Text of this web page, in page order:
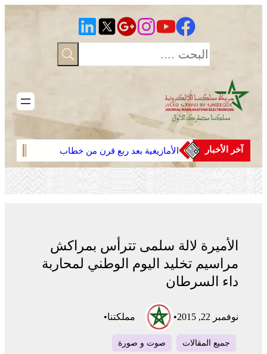
آخر الأخبار
الأمازيغية بعد ربع قرن من خطاب
أجدير”.. مهرجان “تيفاوين” بتافراوت
يناقش الحصيلة ورهانات المستقبل
الأميرة لالة سلمى تترأس بمراكش
مراسيم تخليد اليوم الوطني لمحاربة
داء السرطان
نوفمبر 22, 2015 • مملكتنا•
جميع المقالات صوت و صورة